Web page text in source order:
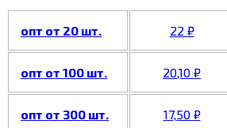
опт от 20 шт. 22 ₽
опт от 100 шт. 20,10 ₽
опт от 300 шт. 17,50 ₽